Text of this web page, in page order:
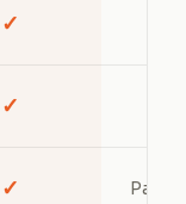
✓
✓
✓ Partiel